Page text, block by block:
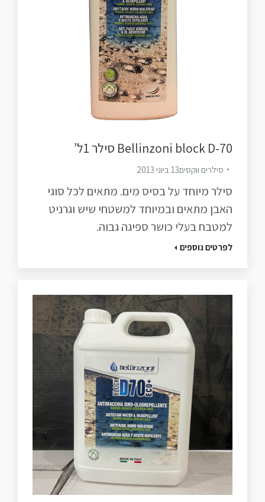
Bellinzoni block D-70 סילר 1ל’
סילרים ווקסים13 ביוני 2013
סילר מיוחד על בסיס מים. מתאים לכל סוגי
האבן מתאים ובמיוחד למשטחי שיש וגרניט
למטבח בעלי כושר ספיגה גבוה.
לפרטים נוספים